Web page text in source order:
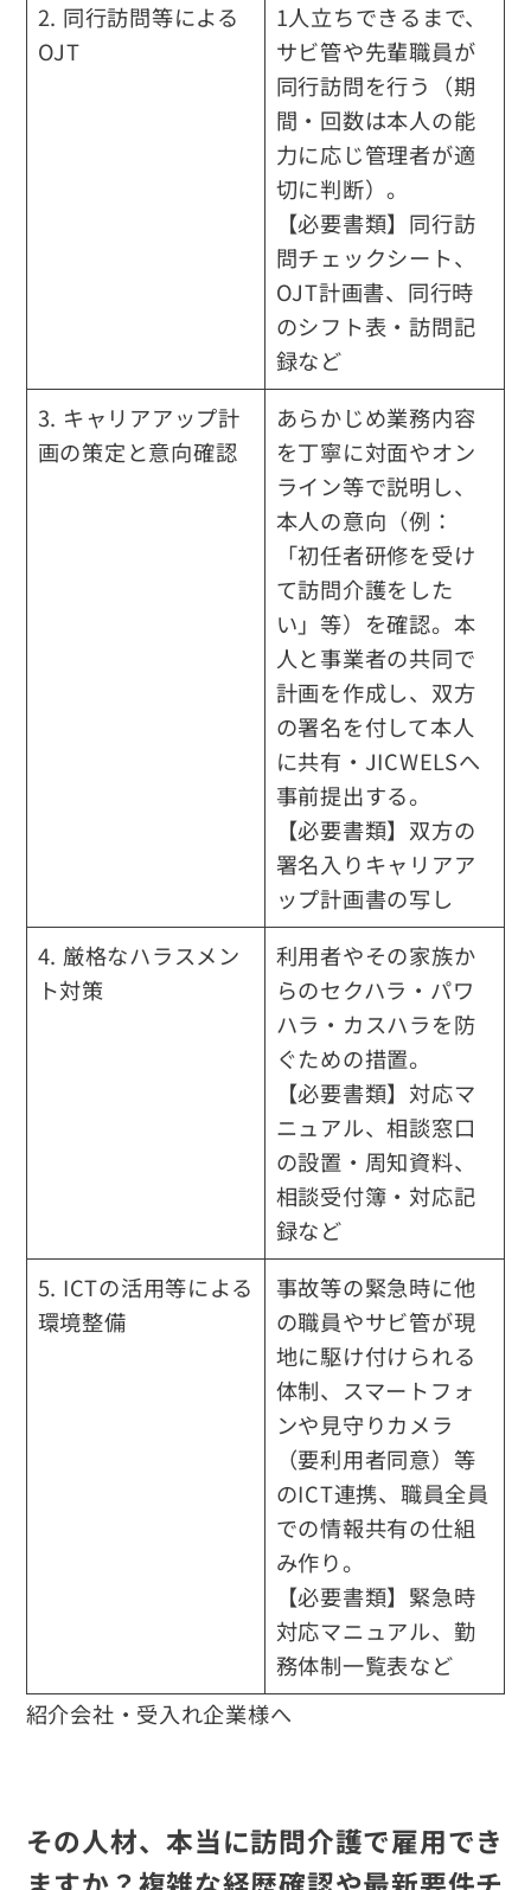
2. 同行訪問等による
OJT
1人立ちできるまで、
サビ管や先輩職員が
同行訪問を行う（期
間・回数は本人の能
力に応じ管理者が適
切に判断）。
【必要書類】同行訪
問チェックシート、
OJT計画書、同行時
のシフト表・訪問記
録など
3. キャリアアップ計
画の策定と意向確認
あらかじめ業務内容
を丁寧に対面やオン
ライン等で説明し、
本人の意向（例：
「初任者研修を受け
て訪問介護をした
い」等）を確認。本
人と事業者の共同で
計画を作成し、双方
の署名を付して本人
に共有・JICWELSへ
事前提出する。
【必要書類】双方の
署名入りキャリアア
ップ計画書の写し
4. 厳格なハラスメン
ト対策
利用者やその家族か
らのセクハラ・パワ
ハラ・カスハラを防
ぐための措置。
【必要書類】対応マ
ニュアル、相談窓口
の設置・周知資料、
相談受付簿・対応記
録など
5. ICTの活用等による
環境整備
事故等の緊急時に他
の職員やサビ管が現
地に駆け付けられる
体制、スマートフォ
ンや見守りカメラ
（要利用者同意）等
のICT連携、職員全員
での情報共有の仕組
み作り。
【必要書類】緊急時
対応マニュアル、勤
務体制一覧表など
紹介会社・受入れ企業様へ
その人材、本当に訪問介護で雇用でき